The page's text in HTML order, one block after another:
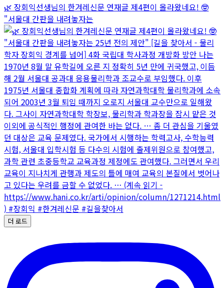
🌿 장회익선생님의 한겨레신문 연재글 제4편이 올라왔네요! 🤓
"서울대 간판을 내려놓자는
더 로드